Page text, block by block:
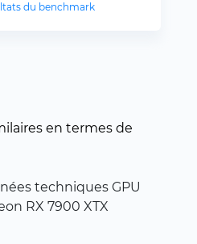
du benchmark
en termes de
techniques GPU
RX 7900 XTX